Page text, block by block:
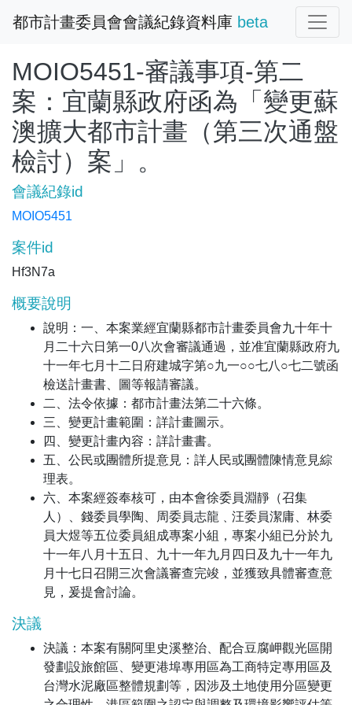
都市計畫委員會會議紀錄資料庫 beta
MOIO5451-審議事項-第二
案：宜蘭縣政府函為「變更蘇
澳擴大都市計畫（第三次通盤
檢討）案」。
會議紀錄id
MOIO5451
案件id
Hf3N7a
概要說明
說明：一、本案業經宜蘭縣都市計畫委員會九十年十
月二十六日第一0八次會審議通過，並准宜蘭縣政府九
十一年七月十二日府建城字第○九一○○七八○七二號函
檢送計畫書、圖等報請審議。
二、法令依據：都市計畫法第二十六條。
三、變更計畫範圍：詳計畫圖示。
四、變更計畫內容：詳計畫書。
五、公民或團體所提意見：詳人民或團體陳情意見綜
理表。
六、本案經簽奉核可，由本會徐委員淵靜（召集
人）、錢委員學陶、周委員志龍﹑汪委員潔庸、林委
員大煜等五位委員組成專案小組，專案小組已分於九
十一年八月十五日、九十一年九月四日及九十一年九
月十七日召開三次會議審查完竣，並獲致具體審查意
見，爰提會討論。
決議
決議：本案有關阿里史溪整治、配合豆腐岬觀光區開
發劃設旅館區、變更港埠專用區為工商特定專用區及
台灣水泥廠區整體規劃等，因涉及土地使用分區變更